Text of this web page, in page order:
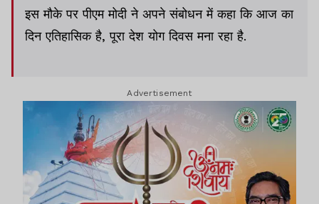
इस मौके पर पीएम मोदी ने अपने संबोधन में कहा कि आज का
दिन एतिहासिक है, पूरा देश योग दिवस मना रहा है.
Advertisement